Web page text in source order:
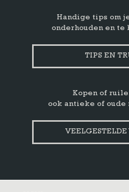
Handige tips om
onderhouden en te
TIPS EN
Kopen of
ook antieke of oude